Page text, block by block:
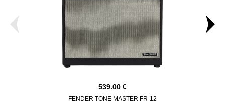
539.00
FENDER TONE MASTER FR-12